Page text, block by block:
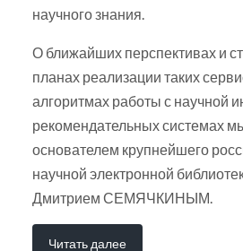
научного знания.
О ближайших перспективах и
планах реализации таких
алгоритмах работы с научной
рекомендательных системах
основателем крупнейшего
научной электронной
Дмитрием СЕМЯЧКИНЫМ.
Читать далее